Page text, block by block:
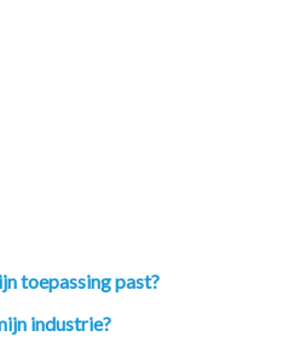
toepassing past?
industrie?